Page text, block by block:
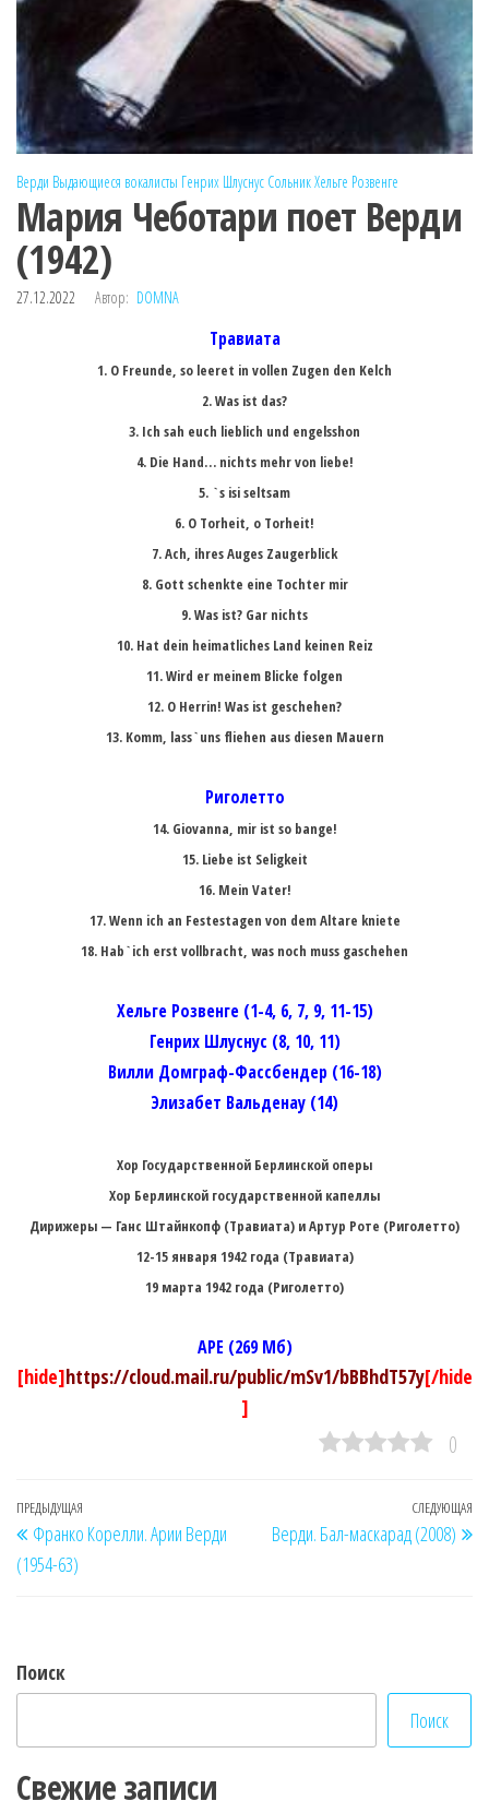
Верди Выдающиеся вокалисты Генрих Шлуснус СольникХельге Розвенге
Мария Чеботари поет Верди
(1942)
27.12.2022 Автор: DOMNA
Травиата
1. O Freunde, so leeret in vollen Zugen den Kelch
2. Was ist das?
3. Ich sah euch lieblich und engelsshon
4. Die Hand… nichts mehr von liebe!
5. `s isi seltsam
6. O Torheit, o Torheit!
7. Ach, ihres Auges Zaugerblick
8. Gott schenkte eine Tochter mir
9. Was ist? Gar nichts
10. Hat dein heimatliches Land keinen Reiz
11. Wird er meinem Blicke folgen
12. O Herrin! Was ist geschehen?
13. Komm, lass`uns fliehen aus diesen Mauern
Риголетто
14. Giovanna, mir ist so bange!
15. Liebe ist Seligkeit
16. Mein Vater!
17. Wenn ich an Festestagen von dem Altare kniete
18. Hab`ich erst vollbracht, was noch muss gaschehen
Хельге Розвенге (1-4, 6, 7, 9, 11-15)
Генрих Шлуснус (8, 10, 11)
Вилли Домграф-Фассбендер (16-18)
Элизабет Вальденау (14)
Хор Государственной Берлинской оперы
Хор Берлинской государственной капеллы
Дирижеры — Ганс Штайнкопф (Травиата) и Артур Роте (Риголетто)
12-15 января 1942 года (Травиата)
19 марта 1942 года (Риголетто)
APE (269 Мб)
[hide]https://cloud.mail.ru/public/mSv1/bBBhdT57y[/hide
]
0
Навигация
по
записям
Предыдущая
запись
ПРЕДЫДУЩАЯ
Франко Корелли. Арии Верди
(1954-63)
СЛЕДУЮЩАЯ
Верди. Бал-маскарад (2008)
Поиск
Поиск
Свежие записи